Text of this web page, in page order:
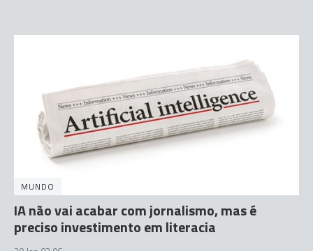
MUNDO
IA não vai acabar com jornalismo, mas é
preciso investimento em literacia